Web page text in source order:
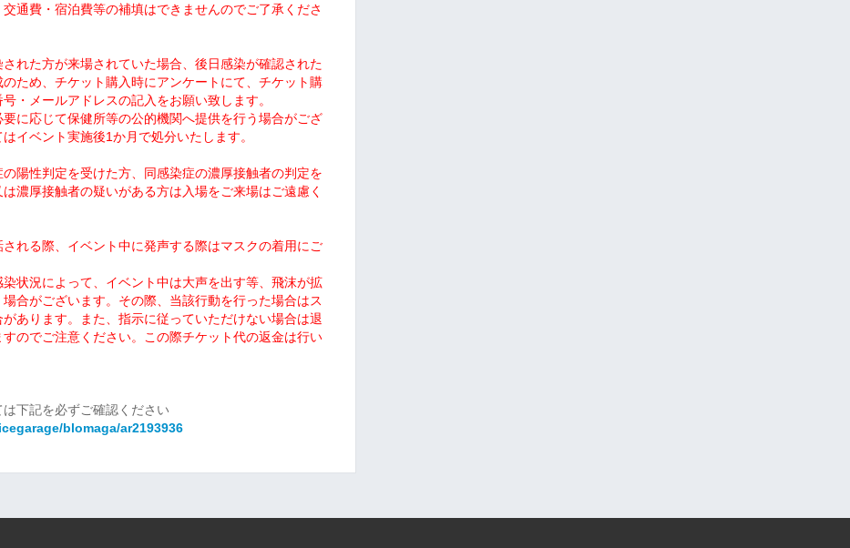
通費・宿泊費等の補填はできませんのでご了承くださ
れた方が来場されていた場合、後日感染が確認された
ため、 チケット購入時にアンケートにて、 チケット購
・メールアドレスの記入をお願い致します。
に応じて保健所等の公的機関へ提供を行う場合がござ
イベント実施後1か月で処分いたします。
陽性判定を受けた方、同感染症の濃厚接触者の判定を
濃厚接触者の疑いがある方は入場をご来場はご遠慮く
れる際、イベント中に発声する際はマスクの着用にご
状況によって、イベント中は大声を出す等、飛沫が拡
合がございます。その際、当該行動を行った場合はス
あります。また、指示に従っていただけない場合は退
のでご注意ください。この際チケット代の返金は行い
下記を必ずご確認ください
blomaga/ar2193936